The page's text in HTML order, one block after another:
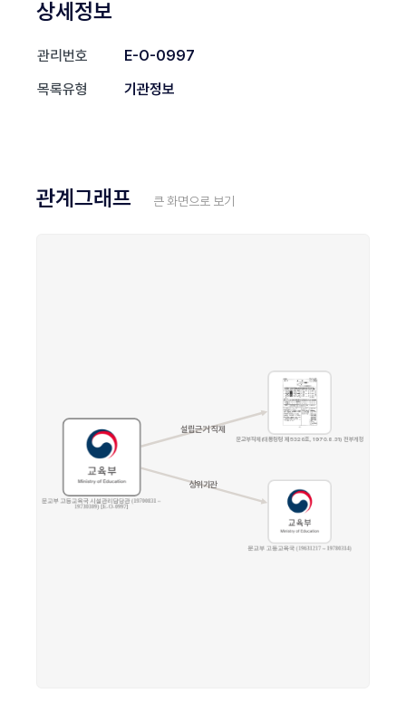
상세정보
관리번호
E-O-0997
목록유형
기관정보
관계그래프 큰 화면으로 보기